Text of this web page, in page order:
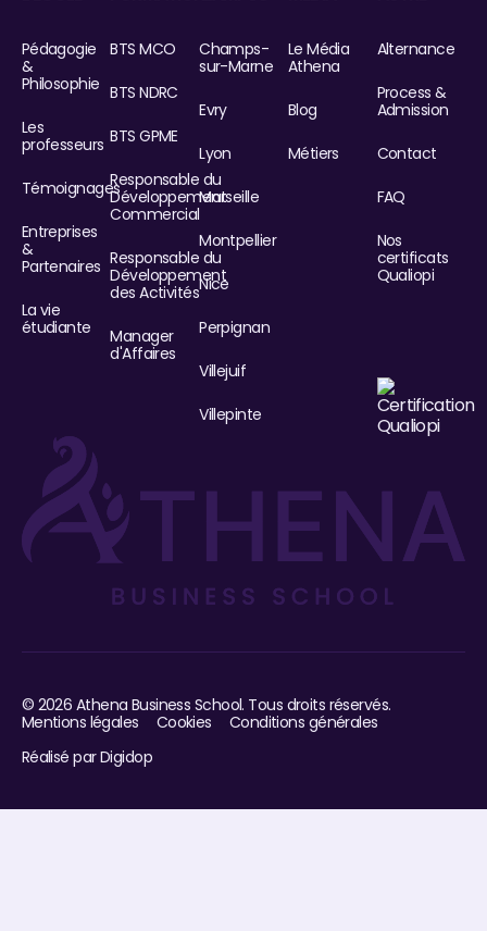
Pédagogie
&
Philosophie
Les
professeurs
Témoignages
Entreprises
&
Partenaires
La vie
étudiante
BTS MCO
BTS NDRC
BTS GPME
Responsable du
Développement
Commercial
Responsable du
Développement
des Activités
Manager
d'Affaires
Champs-
sur-Marne
Evry
Lyon
Marseille
Montpellier
Nice
Perpignan
Villejuif
Villepinte
Le Média
Athena
Blog
Métiers
Alternance
Process &
Admission
Contact
FAQ
Nos
certificats
Qualiopi
© 2026 Athena Business School. Tous droits réservés.
Mentions légales
Cookies
Conditions générales
Réalisé par Digidop